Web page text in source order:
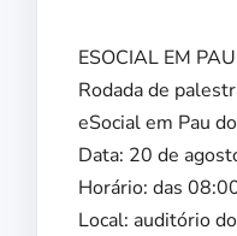
ESOCIAL EM
Rodada de
eSocial em Pau
Data: 20 de
Horário: das
Local: auditório